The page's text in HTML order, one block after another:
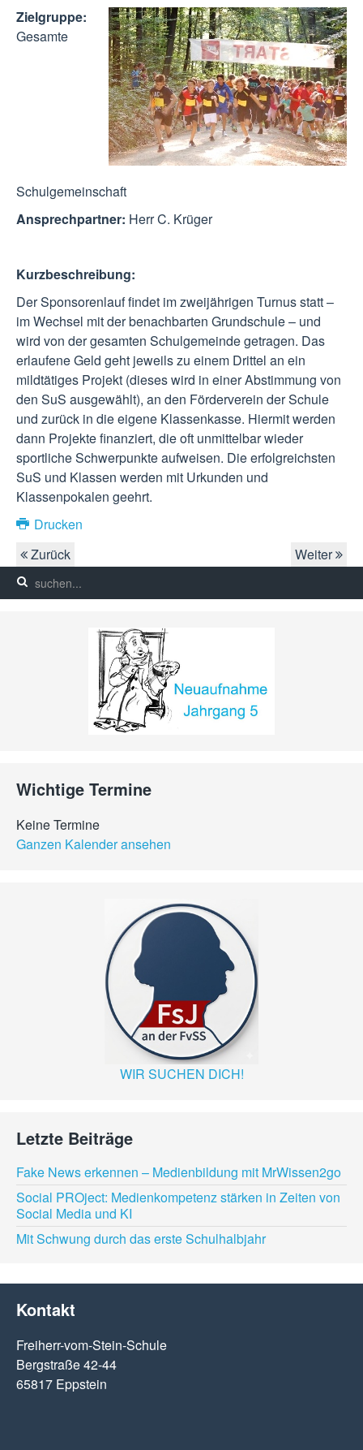
Zielgruppe:
Gesamte
Schulgemeinschaft
Ansprechpartner: Herr C. Krüger
Kurzbeschreibung:
Der Sponsorenlauf findet im zweijährigen Turnus statt –
im Wechsel mit der benachbarten Grundschule – und
wird von der gesamten Schulgemeinde getragen. Das
erlaufene Geld geht jeweils zu einem Drittel an ein
mildtätiges Projekt (dieses wird in einer Abstimmung von
den SuS ausgewählt), an den Förderverein der Schule
und zurück in die eigene Klassenkasse. Hiermit werden
dann Projekte finanziert, die oft unmittelbar wieder
sportliche Schwerpunkte aufweisen. Die erfolgreichsten
SuS und Klassen werden mit Urkunden und
Klassenpokalen geehrt.
Drucken
Zurück
Weiter
Wichtige Termine
Keine Termine
Ganzen Kalender ansehen
WIR SUCHEN DICH!
Letzte Beiträge
Fake News erkennen – Medienbildung mit MrWissen2go
Social PROject: Medienkompetenz stärken in Zeiten von
Social Media und KI
Mit Schwung durch das erste Schulhalbjahr
Kontakt
Freiherr-vom-Stein-Schule
Bergstraße 42-44
65817 Eppstein